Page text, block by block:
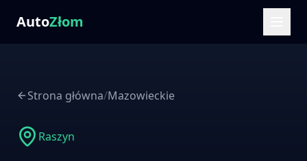
AutoZłom
Strona główna/Mazowieckie
Raszyn